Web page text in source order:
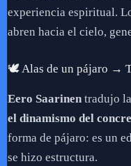
experiencia espiritual.
abren hacia el cielo,
🕊️ Alas de un pájaro →
Eero Saarinen tradujo
el dinamismo del
forma de pájaro: es un
se hizo estructura.